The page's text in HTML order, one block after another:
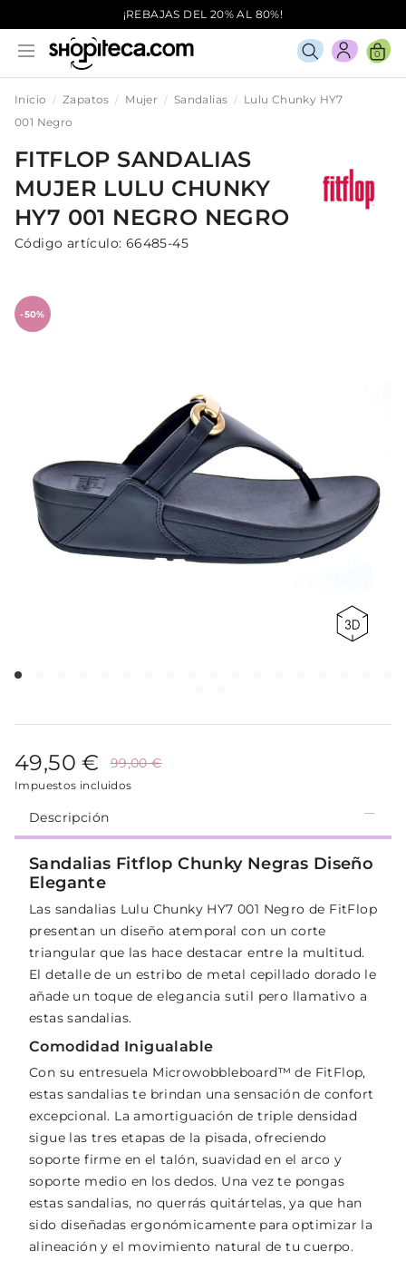
¡REBAJAS DEL 20% AL 80%!
0
Inicio Zapatos Mujer Sandalias
Lulu Chunky HY7
001 Negro
FITFLOP SANDALIAS
MUJER LULU CHUNKY
HY7 001 NEGRO NEGRO
Código artículo: 66485-45
-50%
49,50 € 99,00 €
Impuestos incluidos
Descripción
Sandalias Fitflop Chunky Negras Diseño
Elegante
Las sandalias Lulu Chunky HY7 001 Negro de FitFlop
presentan un diseño atemporal con un corte
triangular que las hace destacar entre la multitud.
El detalle de un estribo de metal cepillado dorado le
añade un toque de elegancia sutil pero llamativo a
estas sandalias.
Comodidad Inigualable
Con su entresuela Microwobbleboard™ de FitFlop,
estas sandalias te brindan una sensación de confort
excepcional. La amortiguación de triple densidad
sigue las tres etapas de la pisada, ofreciendo
soporte firme en el talón, suavidad en el arco y
soporte medio en los dedos. Una vez te pongas
estas sandalias, no querrás quitártelas, ya que han
sido diseñadas ergonómicamente para optimizar la
alineación y el movimiento natural de tu cuerpo.